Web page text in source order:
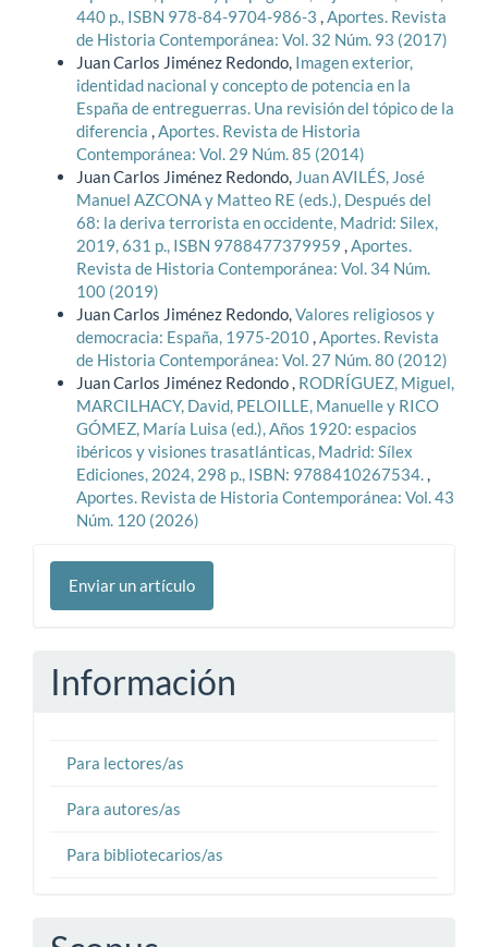
440 p., ISBN 978-84-9704-986-3 ,Aportes. Revista
de Historia Contemporánea: Vol. 32 Núm. 93 (2017)
Juan Carlos Jiménez Redondo, Imagen exterior,
identidad nacional y concepto de potencia en la
España de entreguerras. Una revisión del tópico de la
diferencia ,Aportes. Revista de Historia
Contemporánea: Vol. 29 Núm. 85 (2014)
Juan Carlos Jiménez Redondo, Juan AVILÉS, José
Manuel AZCONA y Matteo RE (eds.), Después del
68: la deriva terrorista en occidente, Madrid: Silex,
2019, 631 p., ISBN 9788477379959 ,Aportes.
Revista de Historia Contemporánea: Vol. 34 Núm.
100 (2019)
Juan Carlos Jiménez Redondo,Valores religiosos y
democracia: España, 1975-2010,Aportes. Revista
de Historia Contemporánea: Vol. 27 Núm. 80 (2012)
Juan Carlos Jiménez Redondo , RODRÍGUEZ, Miguel,
MARCILHACY, David, PELOILLE, Manuelle y RICO
GÓMEZ, María Luisa (ed.), Años 1920: espacios
ibéricos y visiones trasatlánticas, Madrid: Sílex
Ediciones, 2024, 298 p., ISBN: 9788410267534.,
Aportes. Revista de Historia Contemporánea: Vol. 43
Núm. 120 (2026)
Enviar
unEnviar un artículo
Información
Para lectores/as
Para autores/as
Para bibliotecarios/as